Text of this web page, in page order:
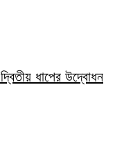
ধাপের উদ্বোধন